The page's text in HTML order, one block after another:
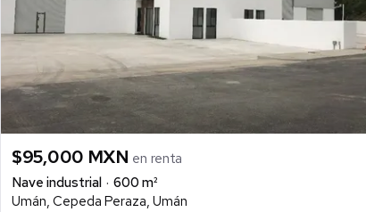
$95,000 MXN en renta
Nave industrial
600 m²
Umán, Cepeda Peraza, Umán